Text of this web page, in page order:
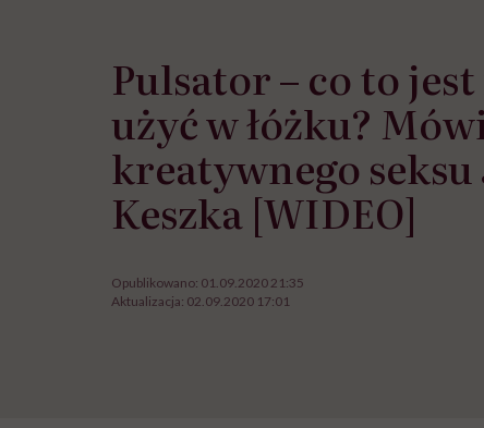
Pulsator – co to
użyć w łóżku?
kreatywnego
Keszka [WIDEO]
Opublikowano: 01.09.2020 21:35
Aktualizacja: 02.09.2020 17:01